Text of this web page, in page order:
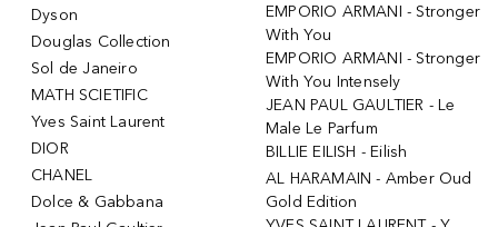
Dyson
Douglas Collection
Sol de Janeiro
MATH SCIETIFIC
Yves Saint Laurent
DIOR
CHANEL
Dolce & Gabbana
EMPORIO ARMANI - Stronger
With You
EMPORIO ARMANI - Stronger
With You Intensely
JEAN PAUL GAULTIER - Le
Male Le Parfum
BILLIE EILISH - Eilish
AL HARAMAIN - Amber Oud
Gold Edition